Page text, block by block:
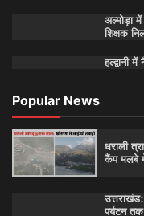
अल्मोड़ा
शिक्षक
हल्द्वानी
Popular News
धराली
कैंप मलबे
पर्यटन